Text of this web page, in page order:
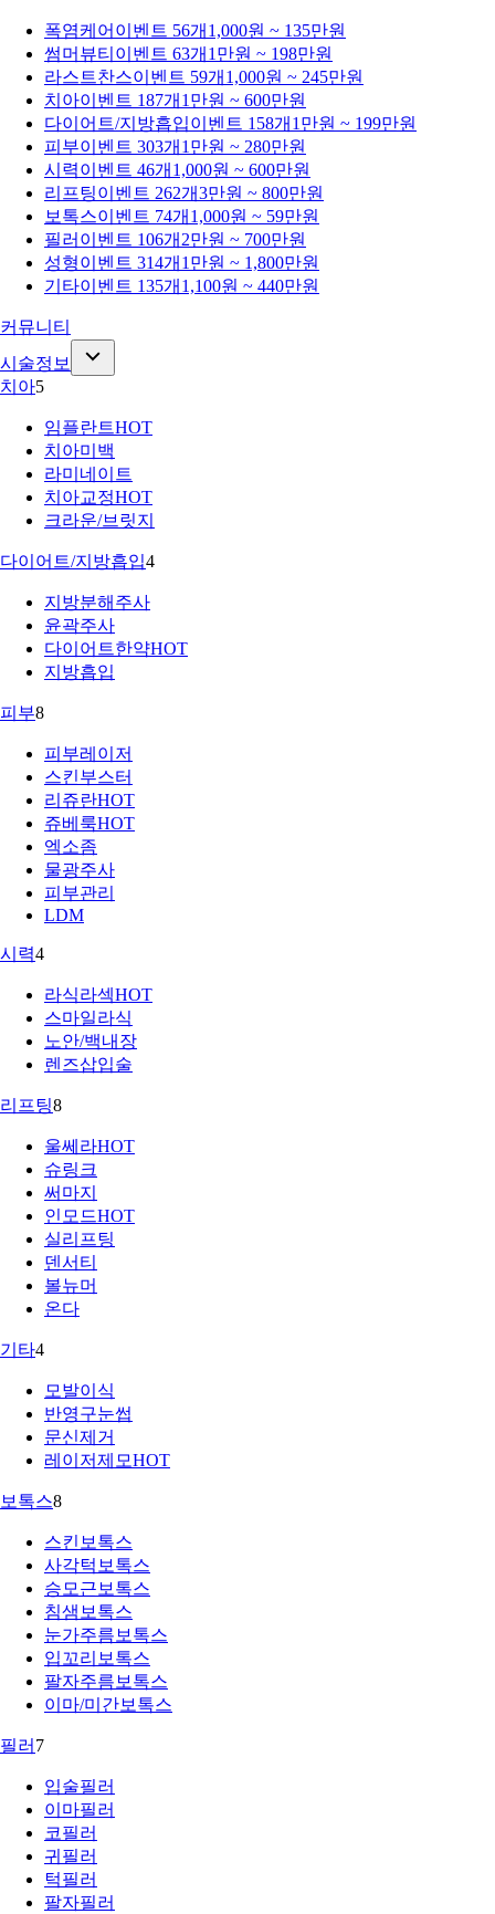
폭염케어 이벤트 56개 1,000원 ~ 135만원
썸머뷰티 이벤트 63개 1만원 ~ 198만원
라스트찬스이벤트 59개 1,000원 ~ 245만원
치아이벤트 187개 1만원 ~ 600만원
다이어트/지방흡입이벤트 158개 1만원 ~ 199만원
피부이벤트 303개 1만원 ~ 280만원
시력이벤트 46개 1,000원 ~ 600만원
리프팅이벤트 262개3만원 ~ 800만원
보톡스이벤트 74개 1,000원 ~ 59만원
필러 이벤트 106개 2만원 ~ 700만원
성형이벤트 314개 1만원 ~ 1,800만원
기타이벤트 135개 1,100원 ~ 440만원
커뮤니티
시술정보
치아5
임플란트HOT
치아미백
라미네이트
치아교정HOT
크라운/브릿지
다이어트/지방흡입4
지방분해주사
윤곽주사
다이어트한약HOT
지방흡입
피부8
피부레이저
스킨부스터
리쥬란HOT
쥬베룩HOT
엑소좀
물광주사
피부관리
LDM
시력4
라식라섹HOT
스마일라식
노안/백내장
렌즈삽입술
리프팅8
울쎄라HOT
슈링크
써마지
인모드HOT
실리프팅
덴서티
볼뉴머
온다
기타4
모발이식
반영구눈썹
문신제거
레이저제모HOT
보톡스8
스킨보톡스
사각턱보톡스
승모근보톡스
침샘보톡스
눈가주름보톡스
입꼬리보톡스
팔자주름보톡스
이마/미간보톡스
필러 7
입술필러
이마필러
코필러
귀필러
턱필러
팔자필러